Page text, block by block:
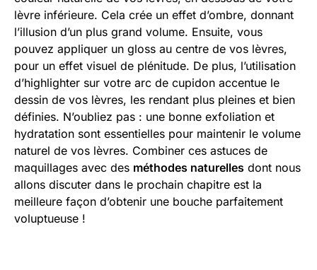
lèvre inférieure. Cela crée un effet d’ombre, donnant
l’illusion d’un plus grand volume. Ensuite, vous
pouvez appliquer un gloss au centre de vos lèvres,
pour un effet visuel de plénitude. De plus, l’utilisation
d’highlighter sur votre arc de cupidon accentue le
dessin de vos lèvres, les rendant plus pleines et bien
définies. N’oubliez pas : une bonne exfoliation et
hydratation sont essentielles pour maintenir le volume
naturel de vos lèvres. Combiner ces astuces de
maquillages avec des méthodes naturelles dont nous
allons discuter dans le prochain chapitre est la
meilleure façon d’obtenir une bouche parfaitement
voluptueuse !